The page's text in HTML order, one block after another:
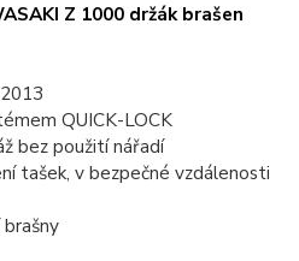
Z 1000 držák brašen
QUICK-LOCK
bez použití nářadí
tašek, v bezpečné vzdálenosti